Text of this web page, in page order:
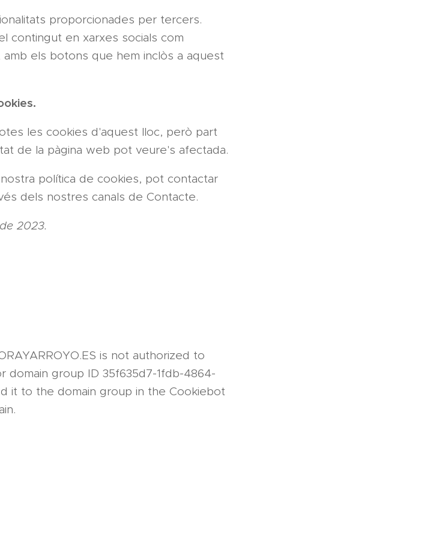
proporcionades per tercers.
contingut en xarxes socials com
els botons que hem inclòs a aquest
les cookies d'aquest lloc, però part
de la pàgina web pot veure's afectada.
política de cookies, pot contactar
dels nostres canals de Contacte.
2023.
is not authorized to
domain group ID 35f635d7-1fdb-4864-
it to the domain group in the Cookiebot